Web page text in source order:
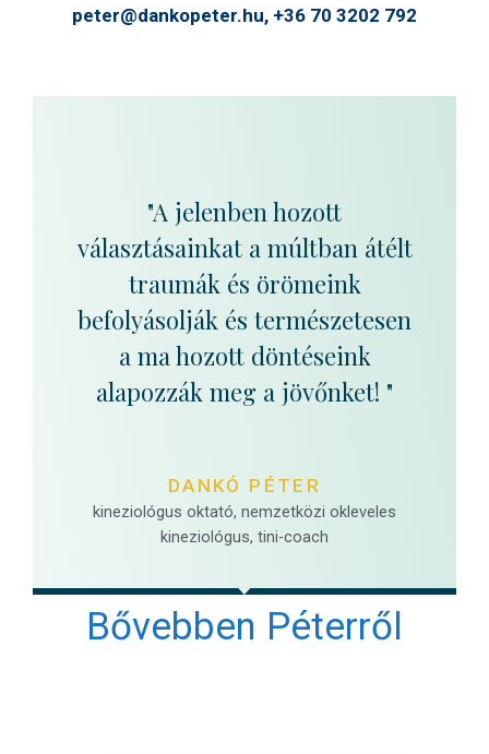
peter@dankopeter.hu, +36 70 3202 792
"A jelenben hozott
választásainkat a múltban átélt
traumák és örömeink
befolyásolják és természetesen
a ma hozott döntéseink
alapozzák meg a jövőnket! "
DANKÓ PÉTER
kineziológus oktató, nemzetközi okleveles
kineziológus, tini-coach
Bővebben Péterről